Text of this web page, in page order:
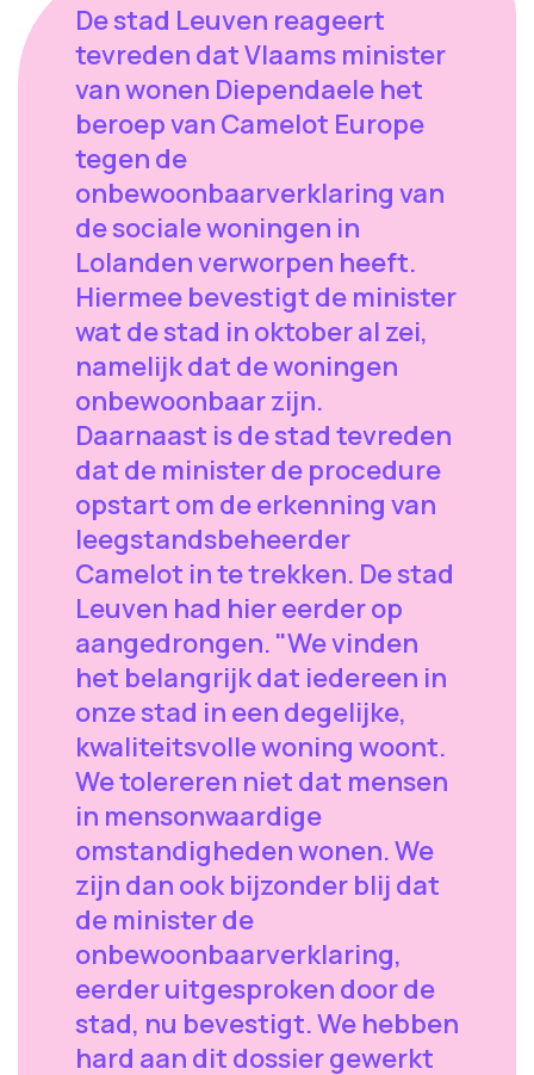
De stad Leuven reageert
tevreden dat Vlaams minister
van wonen Diependaele het
beroep van Camelot Europe
tegen de
onbewoonbaarverklaring van
de sociale woningen in
Lolanden verworpen heeft.
Hiermee bevestigt de minister
wat de stad in oktober al zei,
namelijk dat de woningen
onbewoonbaar zijn.
Daarnaast is de stad tevreden
dat de minister de procedure
opstart om de erkenning van
leegstandsbeheerder
Camelot in te trekken. De stad
Leuven had hier eerder op
aangedrongen. "We vinden
het belangrijk dat iedereen in
onze stad in een degelijke,
kwaliteitsvolle woning woont.
We tolereren niet dat mensen
in mensonwaardige
omstandigheden wonen. We
zijn dan ook bijzonder blij dat
de minister de
onbewoonbaarverklaring,
eerder uitgesproken door de
stad, nu bevestigt. We hebben
hard aan dit dossier gewerkt